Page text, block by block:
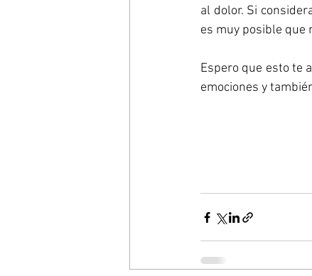
al dolor. Si
es muy posible que
Espero que esto te
emociones y